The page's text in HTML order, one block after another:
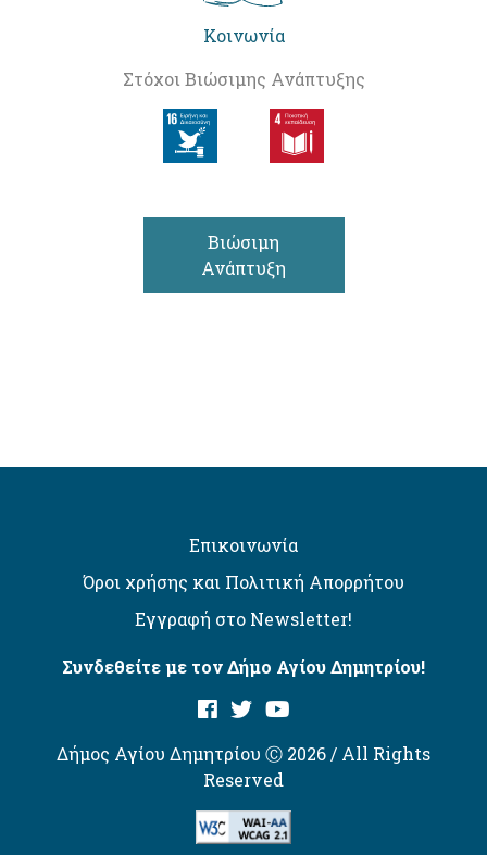
Κοινωνία
Στόχοι Βιώσιμης Ανάπτυξης
Βιώσιμη
Ανάπτυξη
Επικοινωνία
Όροι χρήσης και Πολιτική Απορρήτου
Εγγραφή στο Newsletter!
Συνδεθείτε με τον Δήμο Αγίου Δημητρίου!
Δήμος Αγίου Δημητρίου Ⓒ 2026 / All Rights
Reserved